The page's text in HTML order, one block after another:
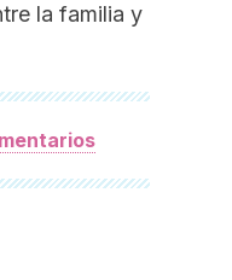
la familia y